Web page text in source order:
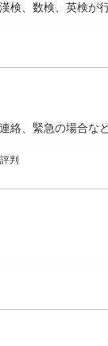
検、数検、英検が
絡、緊急の場合な
判